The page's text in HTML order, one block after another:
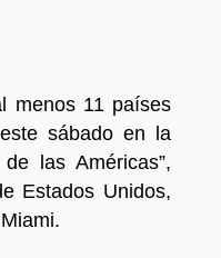
menos 11 países
sábado en la
las Américas”,
Estados Unidos,